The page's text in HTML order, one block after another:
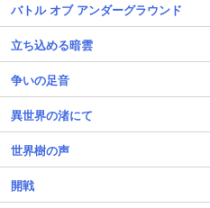
バトル オブ アンダーグラウンド
立ち込める暗雲
争いの足音
異世界の渚にて
世界樹の声
開戦